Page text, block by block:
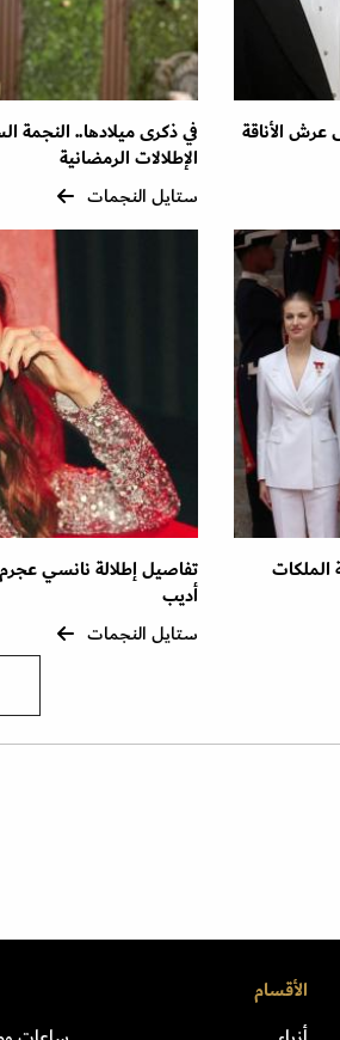
الأناقة
في ذكرى ميلادها.. النجمة
الإطلالات الرمضانية
ستايل النجمات
الملكات
أديب
ستايل النجمات
الأقسام